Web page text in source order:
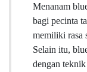
Menanam
bagi pecinta
memiliki rasa
Selain itu,
dengan